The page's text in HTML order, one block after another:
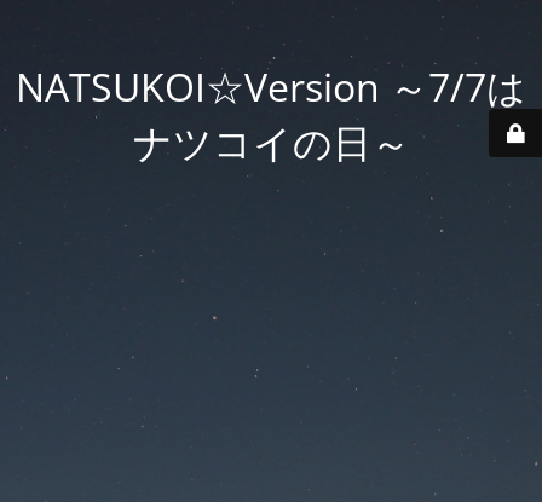
NATSUKOI☆Version ～7/7は
ナツコイの日～